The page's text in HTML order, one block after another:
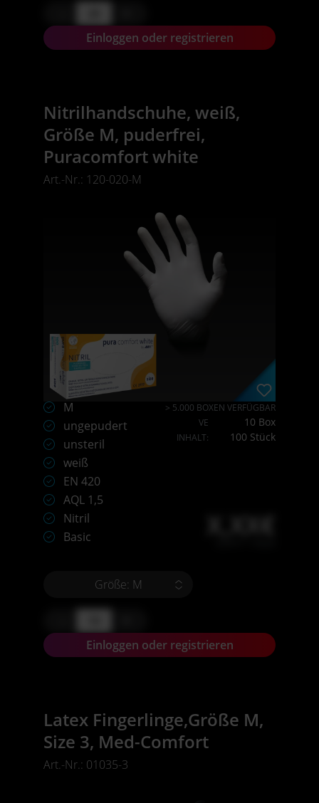
Einloggen oder registrieren
Nitrilhandschuhe, weiß,
Größe M, puderfrei,
Puracomfort white
Art.-Nr.: 120-020-M
M
ungepudert
unsteril
weiß
EN 420
AQL 1,5
Nitril
Basic
> 5.000 BOXEN VERFÜGBAR
VE
10 Box
INHALT: 100 Stück
X,XX€
Größe: M
Einloggen oder registrieren
Latex Fingerlinge,Größe M,
Size 3, Med-Comfort
Art.-Nr.: 01035-3